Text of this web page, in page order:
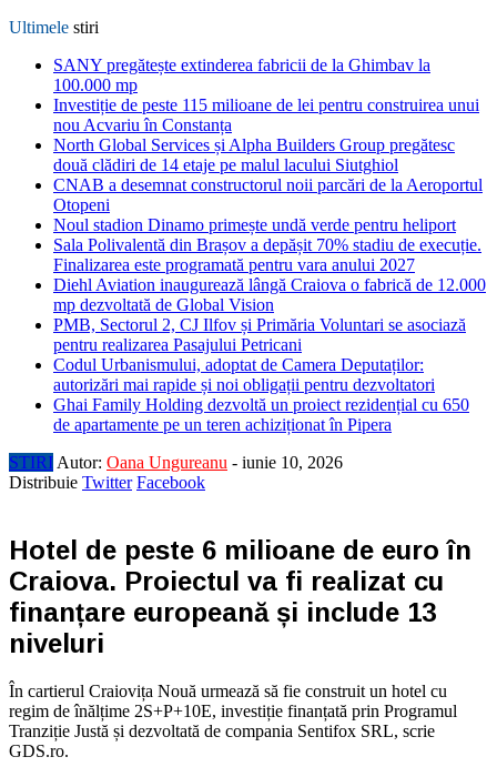
Ultimele stiri
SANY pregătește extinderea fabricii de la Ghimbav la
100.000 mp
Investiție de peste 115 milioane de lei pentru construirea unui
nou Acvariu în Constanța
North Global Services și Alpha Builders Group pregătesc
două clădiri de 14 etaje pe malul lacului Siutghiol
CNAB a desemnat constructorul noii parcări de la Aeroportul
Otopeni
Noul stadion Dinamo primește undă verde pentru heliport
Sala Polivalentă din Brașov a depășit 70% stadiu de execuție.
Finalizarea este programată pentru vara anului 2027
Diehl Aviation inaugurează lângă Craiova o fabrică de 12.000
mp dezvoltată de Global Vision
PMB, Sectorul 2, CJ Ilfov și Primăria Voluntari se asociază
pentru realizarea Pasajului Petricani
Codul Urbanismului, adoptat de Camera Deputaților:
autorizări mai rapide și noi obligații pentru dezvoltatori
Ghai Family Holding dezvoltă un proiect rezidențial cu 650
de apartamente pe un teren achiziționat în Pipera
STIRI Autor: Oana Ungureanu - iunie 10, 2026
Distribuie Twitter Facebook
Hotel de peste 6 milioane de euro în
Craiova. Proiectul va fi realizat cu
finanțare europeană și include 13
niveluri
În cartierul Craiovița Nouă urmează să fie construit un hotel cu
regim de înălțime 2S+P+10E, investiție finanțată prin Programul
Tranziție Justă și dezvoltată de compania Sentifox SRL, scrie
GDS.ro.